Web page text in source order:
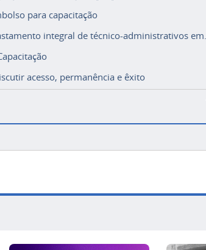
integral de técnico-administrativos em...
acesso, permanência e êxito